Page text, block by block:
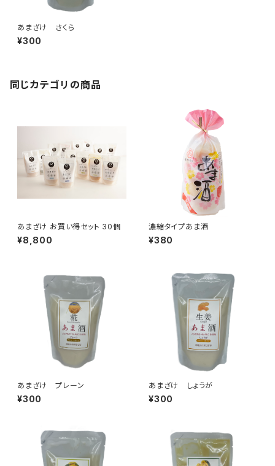
あまざけ さくら
¥300
同じカテゴリの商品
あまざけ お買い得セット 30個
¥8,800
濃縮タイプあま酒
¥380
あまざけ プレーン
¥300
あまざけ しょうが
¥300